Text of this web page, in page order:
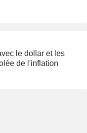
le dollar et les
de l'inflation